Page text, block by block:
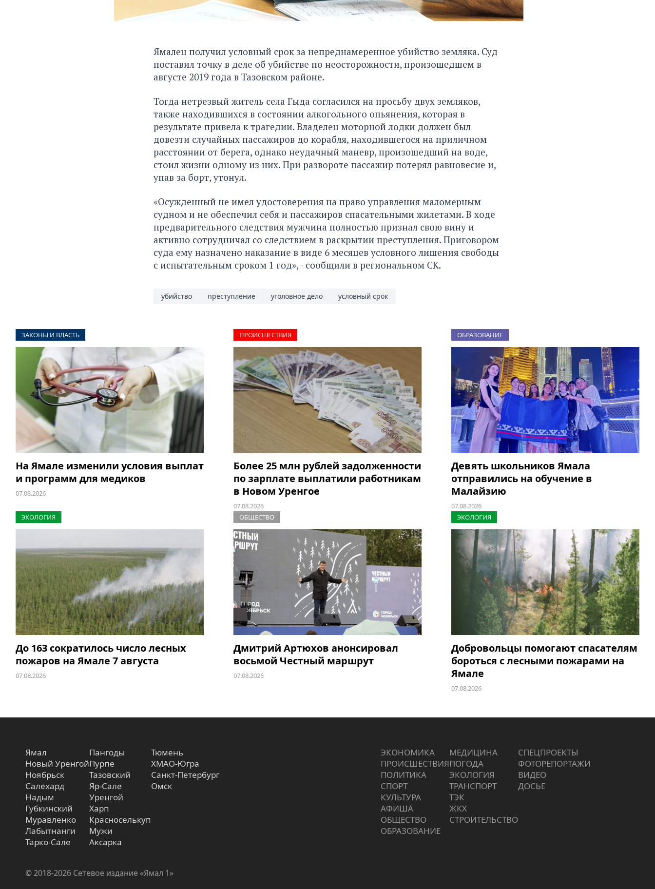
Ямалец получил условный срок за непреднамеренное убийство земляка. Суд
поставил точку в деле об убийстве по неосторожности, произошедшем в
августе 2019 года в Тазовском районе.
Тогда нетрезвый житель села Гыда согласился на просьбу двух земляков,
также находившихся в состоянии алкогольного опьянения, которая в
результате привела к трагедии. Владелец моторной лодки должен был
довезти случайных пассажиров до корабля, находившегося на приличном
расстоянии от берега, однако неудачный маневр, произошедший на воде,
стоил жизни одному из них. При развороте пассажир потерял равновесие и,
упав за борт, утонул.
«Осужденный не имел удостоверения на право управления маломерным
судном и не обеспечил себя и пассажиров спасательными жилетами. В ходе
предварительного следствия мужчина полностью признал свою вину и
активно сотрудничал со следствием в раскрытии преступления. Приговором
суда ему назначено наказание в виде 6 месяцев условного лишения свободы
с испытательным сроком 1 год», - сообщили в региональном СК.
убийство преступление уголовное дело условный срок
ЗАКОНЫ И ВЛАСТЬ
На Ямале изменили условия выплат
и программ для медиков
07.08.2026
ПРОИCШЕСТВИЯ
Более 25 млн рублей задолженности
по зарплате выплатили работникам
в Новом Уренгое
07.08.2026
ОБРАЗОВАНИЕ
Девять школьников Ямала
отправились на обучение в
Малайзию
07.08.2026
ЭКОЛОГИЯ
До 163 сократилось число лесных
пожаров на Ямале 7 августа
07.08.2026
ОБЩЕСТВО
Дмитрий Артюхов анонсировал
восьмой Честный маршрут
07.08.2026
ЭКОЛОГИЯ
Добровольцы помогают спасателям
бороться с лесными пожарами на
Ямале
07.08.2026
Ямал
Новый Уренгой
Ноябрьск
Салехард
Надым
Губкинский
Муравленко
Лабытнанги
Тарко-Сале
Пангоды
Пурпе
Тазовский
Яр-Сале
Уренгой
Харп
Красноселькуп
Мужи
Аксарка
Тюмень
ХМАО-Югра
Санкт-Петербург
Омск
ЭКОНОМИКА
ПРОИCШЕСТВИЯ
ПОЛИТИКА
СПОРТ
КУЛЬТУРА
АФИША
ОБЩЕСТВО
ОБРАЗОВАНИЕ
МЕДИЦИНА
ПОГОДА
ЭКОЛОГИЯ
ТРАНСПОРТ
ТЭК
ЖКХ
СТРОИТЕЛЬСТВО
СПЕЦПРОЕКТЫ
ФОТОРЕПОРТАЖИ
ВИДЕО
ДОСЬЕ
© 2018-2026 Сетевое издание «Ямал 1»